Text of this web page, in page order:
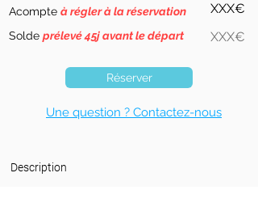
Acompte à régler à la réservation
Solde prélevé 45j avant le départ
XXX€
XXX€
Réserver
Une question ? Contactez-nous
Description